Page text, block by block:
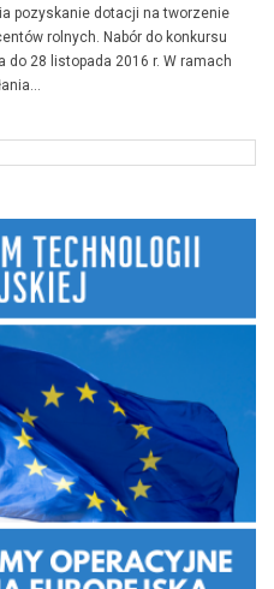
pozyskanie dotacji na tworzenie
rolnych. Nabór do konkursu
do 28 listopada 2016 r. W ramach